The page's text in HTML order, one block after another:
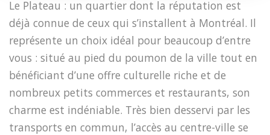
Le Plateau : un quartier dont la réputation est
déjà connue de ceux qui s’installent à Montréal. Il
représente un choix idéal pour beaucoup d’entre
vous : situé au pied du poumon de la ville tout en
bénéficiant d’une offre culturelle riche et de
nombreux petits commerces et restaurants, son
charme est indéniable. Très bien desservi par les
transports en commun, l’accès au centre-ville se